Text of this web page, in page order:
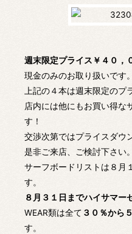
週末限定プライス￥４０，
現金のみのお取り扱いです。
上記の４本は週末限定のプ
店内には他にもお買い得な
す！
交渉次第ではプライスダウ
是非ご来店、ご検討下さい。
サーフボードリストは８月
す。
８月３１日までハイサマー
WEAR類は全て ３０％から
す。